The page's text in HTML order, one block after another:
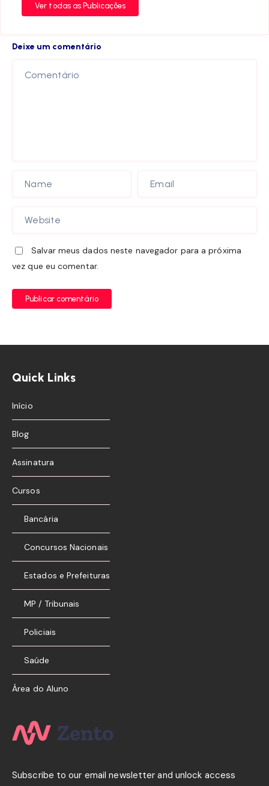
Ver todas as Publicações
Deixe um comentário
Salvar meus dados neste navegador para a próxima
vez que eu comentar.
Publicar comentário
Quick Links
Início
Blog
Assinatura
Cursos
Bancária
Concursos Nacionais
Estados e Prefeituras
MP / Tribunais
Policiais
Saúde
Área do Aluno
Subscribe to our email newsletter and unlock access